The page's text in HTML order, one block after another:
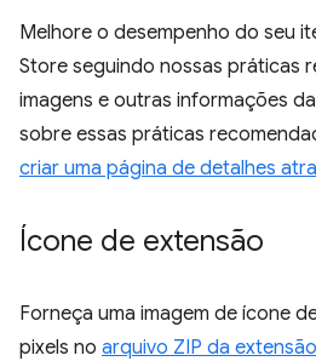
Melhore o desempenho do seu
Store seguindo nossas práticas
imagens e outras informações
sobre essas práticas
criar uma página de detalhes
Ícone de extensão
Forneça uma imagem de ícone
pixels no arquivo ZIP da extensão